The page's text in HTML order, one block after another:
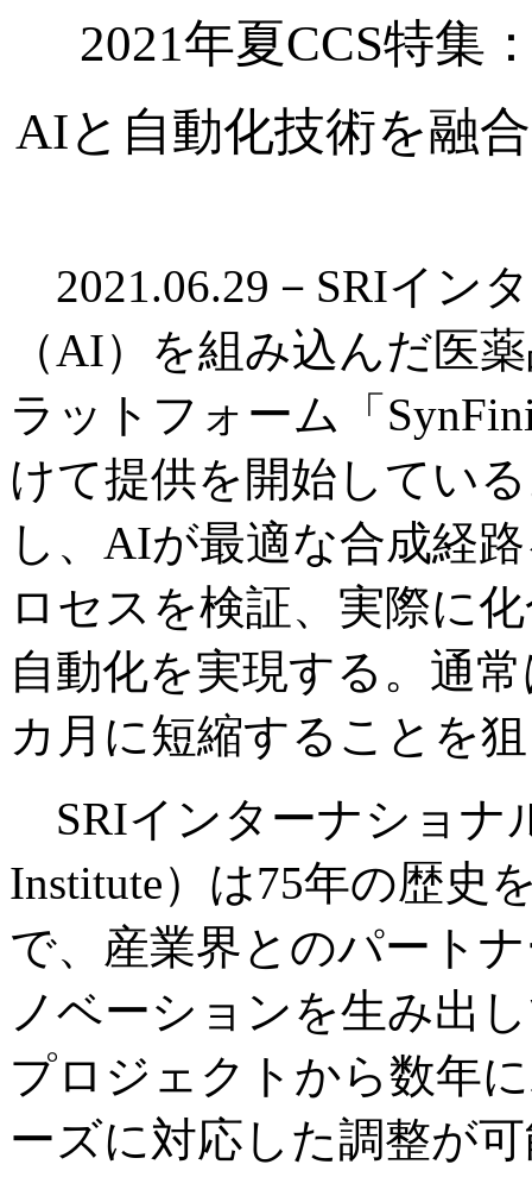
2021年夏CCS特集
AIと自動化技術を融
2021.06.29－SRIイン
（AI）を組み込んだ医
ラットフォーム「
けて提供を開始してい
し、AIが最適な合成経
ロセスを検証、実際に
自動化を実現する。通
カ月に短縮することを
SRIインターナショナ
Institute）は75年の歴史
で、産業界とのパート
ノベーションを生み出
プロジェクトから数年
ーズに対応した調整が